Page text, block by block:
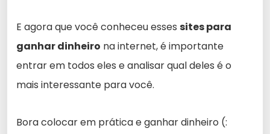
E agora que você conheceu esses sites para
ganhar dinheiro na internet, é importante
entrar em todos eles e analisar qual deles é o
mais interessante para você.
Bora colocar em prática e ganhar dinheiro (: